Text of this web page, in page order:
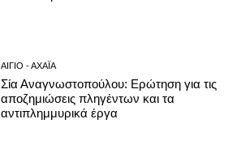
ΑΊΓΙΟ - ΑΧΑΪ́Α
Σία Αναγνωστοπούλου: Ερώτηση για τις
αποζημιώσεις πληγέντων και τα
αντιπλημμυρικά έργα